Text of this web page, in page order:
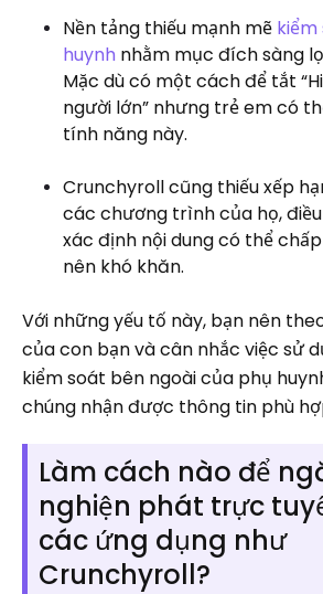
Nền tảng thiếu mạnh mẽ
huynh nhằm mục đích sàng
Mặc dù có một cách để tắt
người lớn” nhưng trẻ em có
tính năng này.
Crunchyroll cũng thiếu xếp
các chương trình của họ,
xác định nội dung có thể
nên khó khăn.
Với những yếu tố này, bạn nên
của con bạn và cân nhắc việc sử
kiểm soát bên ngoài của phụ
chúng nhận được thông tin phù
Làm cách nào để
nghiện phát trực
các ứng dụng như
Crunchyroll?